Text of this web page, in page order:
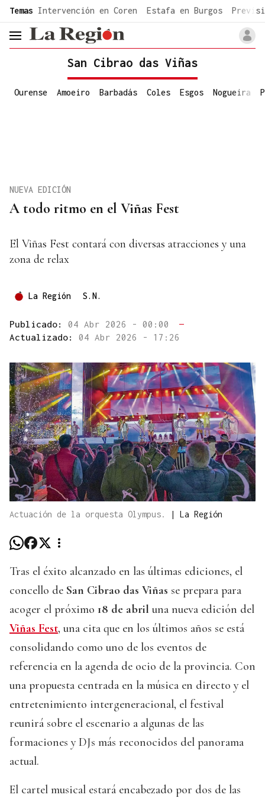
common.go-to-content
Temas Intervención en Coren Estafa en Burgos
header.menu.open
San Cibrao das Viñas
Ourense Amoeiro Barbadás Coles Esgos Nogueira
A todo ritmo en el Viñas Fest
NUEVA EDICIÓN
El Viñas Fest contará con diversas atracciones y una
zona de relax
La Región S.N.
Publicado: 04 Abr 2026 - 00:00
—
Actualizado: 04 Abr 2026 - 17:26
Actuación de la orquesta Olympus. | La Región
Tras el éxito alcanzado en las últimas ediciones, el
concello de San Cibrao das Viñas se prepara para
acoger el próximo 18 de abril una nueva edición del
Viñas Fest, una cita que en los últimos años se está
consolidando como uno de los eventos de
referencia en la agenda de ocio de la provincia. Con
una propuesta centrada en la música en directo y el
entretenimiento intergeneracional, el festival
reunirá sobre el escenario a algunas de las
formaciones y DJs más reconocidos del panorama
actual.
El cartel musical estará encabezado por dos de las